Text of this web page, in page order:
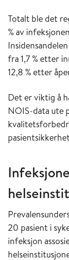
Totalt ble det
% av
fra 1,7 % etter
12,8 % etter
Det er viktig å
NOIS-data ute
20 pasient i
infeksjon